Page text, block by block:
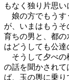
もなく独り片思い
娘の方でもうす
が、いまはもう
育ちの男と、都
はどうしても公達
そうして夕べの
の話を聞かされて
ば、玉の輿に乗り